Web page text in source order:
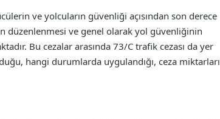
ve yolcuların güvenliği açısından son derece
düzenlenmesi ve genel olarak yol güvenliğinin
Bu cezalar arasında 73/C trafik cezası da yer
hangi durumlarda uygulandığı, ceza miktarları